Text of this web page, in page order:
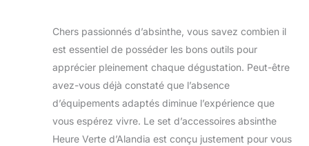
Chers passionnés d’absinthe, vous savez combien il
est essentiel de posséder les bons outils pour
apprécier pleinement chaque dégustation. Peut-être
avez-vous déjà constaté que l’absence
d’équipements adaptés diminue l’expérience que
vous espérez vivre. Le set d’accessoires absinthe
Heure Verte d’Alandia est conçu justement pour vous